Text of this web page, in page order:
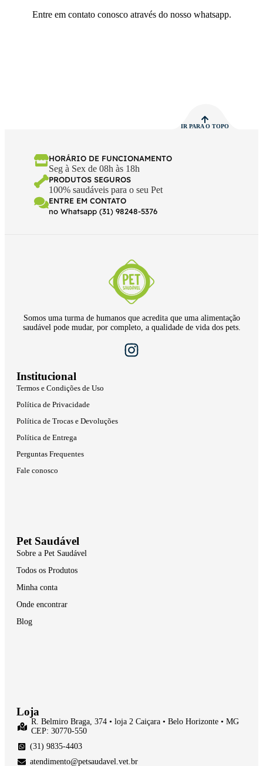
Entre em contato conosco através do nosso whatsapp.
IR PARA O TOPO
HORÁRIO DE FUNCIONAMENTO
Seg à Sex de 08h às 18h
PRODUTOS SEGUROS
100% saudáveis para o seu Pet
ENTRE EM CONTATO
no Whatsapp (31) 98248-5376
Somos uma turma de humanos que acredita que uma alimentação
saudável pode mudar, por completo, a qualidade de vida dos pets.
Institucional
Termos e Condições de Uso
Política de Privacidade
Política de Trocas e Devoluções
Política de Entrega
Perguntas Frequentes
Fale conosco
Pet Saudável
Sobre a Pet Saudável
Todos os Produtos
Minha conta
Onde encontrar
Blog
Loja
R. Belmiro Braga, 374 • loja 2 Caiçara • Belo Horizonte • MG
CEP: 30770-550
(31) 9835-4403
atendimento@petsaudavel.vet.br